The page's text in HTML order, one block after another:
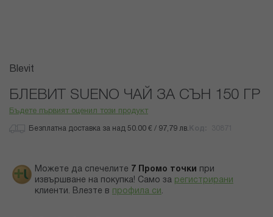
Преминете
началото
Blevit
БЛЕВИТ SUENO ЧАЙ ЗА СЪН 150 ГР
Бъдете първият оценил този продукт
Безплатна доставка за над 50.00 € / 97,79 лв.
Можете да спечелите 7 Промо точки
при
извършване на покупка! Само за регистрирани
клиенти. Влезте в профила си .